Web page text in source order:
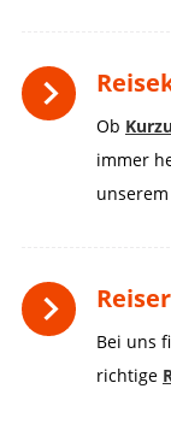
Ob
immer
Bei uns
richtige